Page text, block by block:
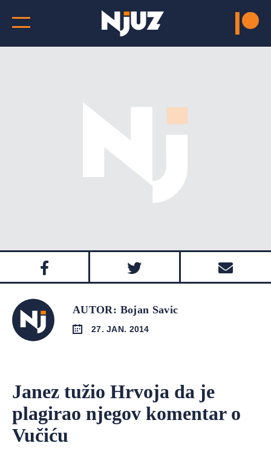
AUTOR: Bojan Savic
27. JAN. 2014
Janez tužio Hrvoja da je
plagirao njegov komentar o
Vučiću